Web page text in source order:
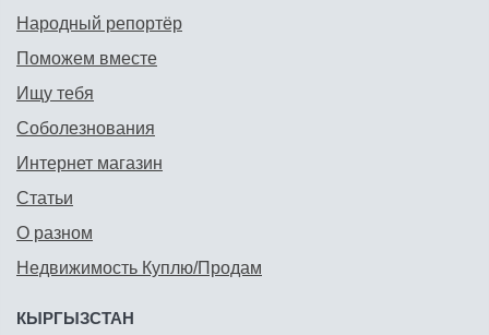
Народный репортёр
Поможем вместе
Ищу тебя
Соболезнования
Интернет магазин
Статьи
О разном
Недвижимость Куплю/Продам
КЫРГЫЗСТАН